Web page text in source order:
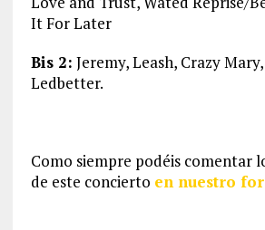
It For Later
Bis 2: Jeremy, Leash, Crazy
Ledbetter.
Como siempre podéis comentar
de este concierto en nuestro